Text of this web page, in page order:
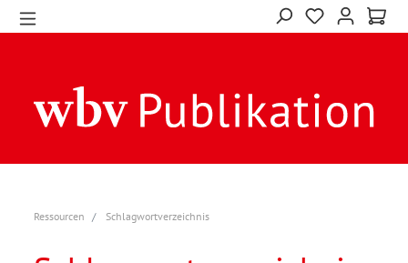
Ressourcen Schlagwortverzeichnis